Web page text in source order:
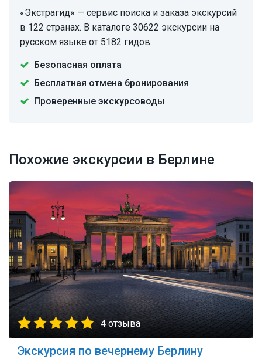
«Экстрагид» — сервис поиска и заказа экскурсий
в 122 странах. В каталоге 30622 экскурсии на
русском языке от 5182 гидов.
Безопасная оплата
Бесплатная отмена бронирования
Проверенные экскурсоводы
Похожие экскурсии в Берлине
4 отзыва
Экскурсия по вечернему Берлину